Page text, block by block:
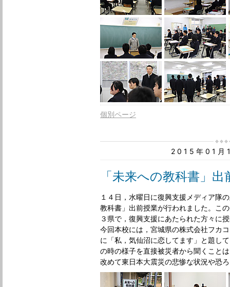
個別ページ
2015年01月
「未来への教科書」出
１４日，水曜日に復興支援メディア隊
教科書」出前授業が行われました。こ
３県で，復興支援にあたられた方々に
今回本校には，宮城県の株式会社フカ
に「私，気仙沼に恋してます」と題し
の時の様子を直接被災者から聞くこと
改めて東日本大震災の悲惨な状況や恐